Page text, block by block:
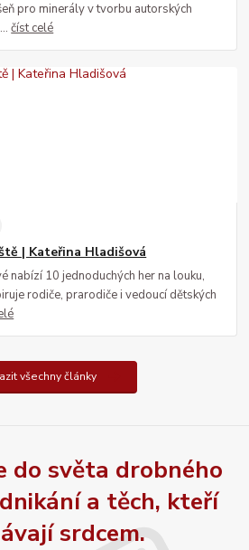
pro minerály v tvorbu autorských
číst celé
| Kateřina Hladišová
nabízí 10 jednoduchých her na louku,
rodiče, prarodiče i vedoucí dětských
všechny články
do světa drobného
a těch, kteří
srdcem.